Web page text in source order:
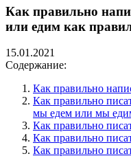
Как правильно
или едим как
15.01.2021
Содержание:
Как правильно
Как правильно
мы едем или мы
Как правильно
Как правильно
Как правильно